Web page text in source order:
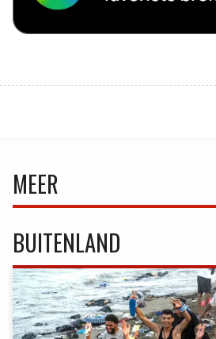
MEER
BUITENLAND